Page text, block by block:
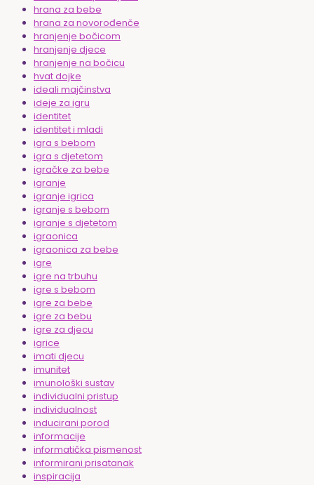
hrana za bebe
hrana za novorođenče
hranjenje bočicom
hranjenje djece
hranjenje na bočicu
hvat dojke
ideali majčinstva
ideje za igru
identitet
identitet i mladi
igra s bebom
igra s djetetom
igračke za bebe
igranje
igranje igrica
igranje s bebom
igranje s djetetom
igraonica
igraonica za bebe
igre
igre na trbuhu
igre s bebom
igre za bebe
igre za bebu
igre za djecu
igrice
imati djecu
imunitet
imunološki sustav
individualni pristup
individualnost
inducirani porod
informacije
informatička pismenost
informirani prisatanak
inspiracija